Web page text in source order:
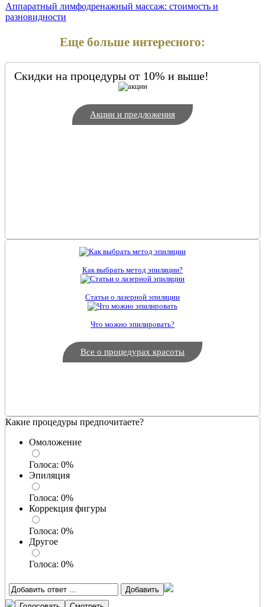
Аппаратный лимфодренажный массаж: стоимость и
разновидности
Еще больше интересного:
Скидки на процедуры от 10% и выше!
Акции и предложения
Как выбрать метод эпиляции?
Статьи о лазерной эпиляции
Что можно эпилировать?
Все о процедурах красоты
Какие процедуры предпочитаете?
Омоложение
Голоса: 0%
Эпиляция
Голоса: 0%
Коррекция фигуры
Голоса: 0%
Другое
Голоса: 0%